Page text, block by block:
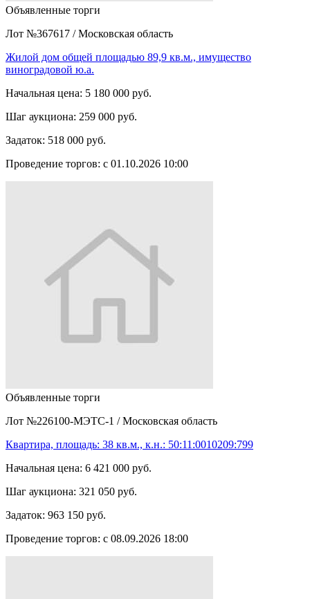
Объявленные торги
Лот №367617 / Московская область
Жилой дом общей площадью 89,9 кв.м., имущество
виноградовой ю.а.
Начальная цена: 5 180 000 руб.
Шаг аукциона: 259 000 руб.
Задаток: 518 000 руб.
Проведение торгов: с 01.10.2026 10:00
Объявленные торги
Лот №226100-МЭТС-1 / Московская область
Квартира, площадь: 38 кв.м., к.н.: 50:11:0010209:799
Начальная цена: 6 421 000 руб.
Шаг аукциона: 321 050 руб.
Задаток: 963 150 руб.
Проведение торгов: с 08.09.2026 18:00